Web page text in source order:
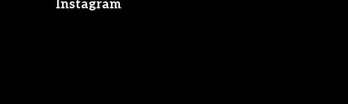
Instagram